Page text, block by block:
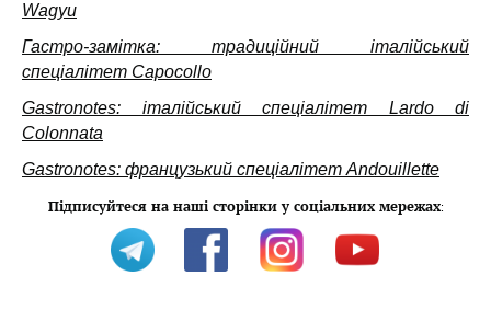
Wagyu
Гастро-замітка: традиційний італійський
спеціалітет Capocollo
Gastronotes: італійський спеціалітет Lardo di
Colonnata
Gastronotes: французький спеціалітет Andouillette
Підписуйтеся на наші сторінки у соціальних мережах: